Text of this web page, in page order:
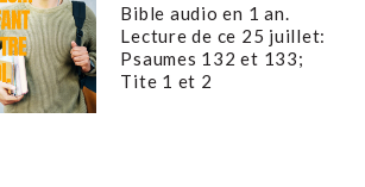
Bible audio en 1 an.
Lecture de ce 25 juillet:
Psaumes 132 et 133;
Tite 1 et 2